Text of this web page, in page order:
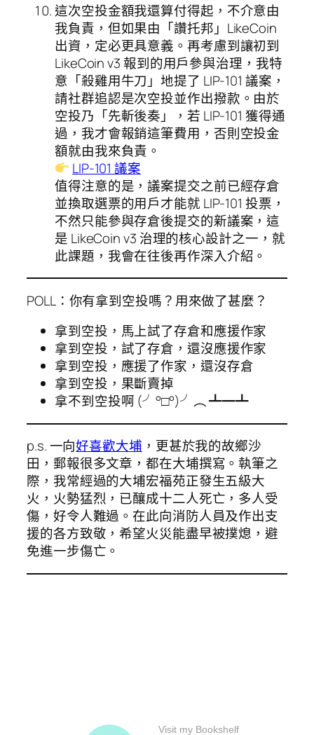
這次空投金額我還算付得起，不介意由
我負責，但如果由「讚托邦」LikeCoin
出資，定必更具意義。再考慮到讓初到
LikeCoin v3 報到的用戶參與治理，我特
意「殺雞用牛刀」地提了 LIP-101 議案，
請社群追認是次空投並作出撥款。由於
空投乃「先斬後奏」，若 LIP-101 獲得通
過，我才會報銷這筆費用，否則空投金
額就由我來負責。
LIP-101 議案
值得注意的是，議案提交之前已經存倉
並換取選票的用戶才能就 LIP-101 投票，
不然只能參與存倉後提交的新議案，這
是 LikeCoin v3 治理的核心設計之一，就
此課題，我會在往後再作深入介紹。
POLL：你有拿到空投嗎？用來做了甚麼？
拿到空投，馬上試了存倉和應援作家
拿到空投，試了存倉，還沒應援作家
拿到空投，應援了作家，還沒存倉
拿到空投，果斷賣掉
拿不到空投啊 (╯°□°)╯︵ ┻━┻
p.s. 一向好喜歡大埔 ，更甚於我的故鄉沙
田，郵報很多文章，都在大埔撰寫。執筆之
際，我常經過的大埔宏福苑正發生五級大
火，火勢猛烈，已釀成十二人死亡，多人受
傷，好令人難過。在此向消防人員及作出支
援的各方致敬，希望火災能盡早被撲熄，避
免進一步傷亡。